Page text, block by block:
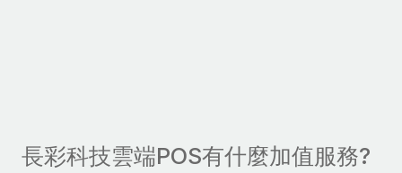
長彩科技雲端POS有什麼加值服務?